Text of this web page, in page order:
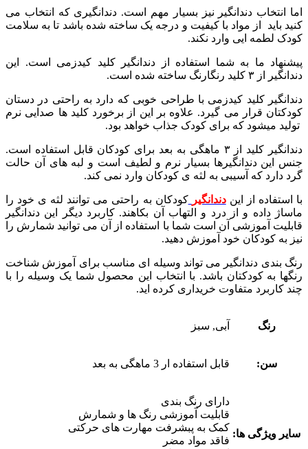
اما انتخاب دندانگیر نیز بسیار مهم است. دندانگیری که انتخاب می
کنید باید از مواد با کیفیت و درجه یک ساخته شده باشد تا به سلامت
کودک لطمه ایی وارد نکند.
پیشنهاد ما به شما استفاده از دندانگیر کلید کیدزمی است. این
دندانگیر از ۳ کلید رنگارنگ ساخته شده است.
دندانگیر کلید کیدزمی با طراحی خوبی که دارد به راحتی در دستان
کودکتان قرار می گیرد. علاوه بر این از برخورد کلید ها صدایی نرم
تولید میشود که برای کودک جذاب خواهد بود.
دندانگیر کلید از ۳ ماهگی به بعد برای کودکان قابل استفاده است.
جنس این دندانگیرها بسیار نرم و لطیف است و لبه های آن حالت
گرد دارد که آسیبی به لثه ی کودکان وارد نمی کند.
با استفاده از ایندندانگیر کودکان به راحتی می توانند لثه ی خود را
ماساژ داده و از درد و التهاب آن بکاهند. کاربرد دیگر این دندانگیر
قابلیت آموزشی آن است شما با استفاده از آن می توانید شمارش را
نیز به کودکان خود آموزش دهید.
رنگ بندی دندانگیر می تواند وسیله ای مناسب برای آموزش شناخت
رنگها به کودکتان باشد. با انتخاب این محصول شما یک وسیله را با
چند کاربرد متفاوت خریداری کرده اید.
رنگ آبی, سبز
سن: قابل استفاده ار 3 ماهگی به بعد
سایر ویژگی ها:
دارای رنگ بندی
قابلیت آموزشی رنگ ها و شمارش
کمک به پبشرفت مهارت های حرکتی
فاقد مواد مضر